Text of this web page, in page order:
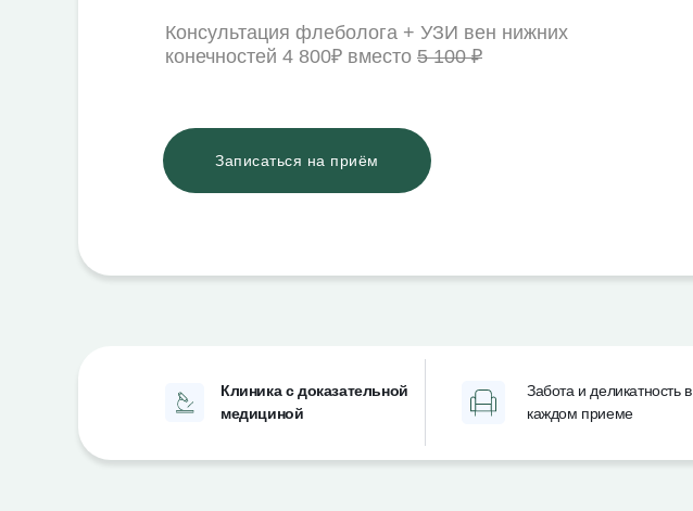
Записаться на приём
Консультация флеболога + УЗИ вен нижних
конечностей 4 800₽ вместо 5 100 ₽
Клиника с доказательной
медициной
Забота и деликатность в
каждом приеме